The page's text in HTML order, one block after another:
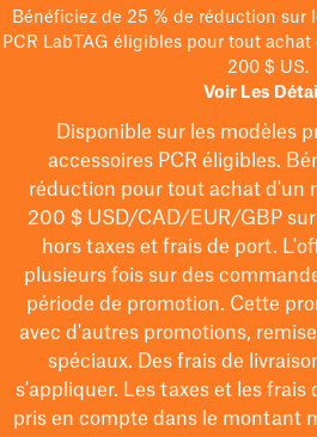
Bénéficiez de 25 % de réduction sur
PCR LabTAG éligibles pour tout
200 $ US.
Voir Les
Disponible sur les modèles
accessoires PCR éligibles.
réduction pour tout achat d'un
200 $USD/CAD/EUR/GBPsur
hors taxes et frais de port.
plusieurs fois sur des
période de promotion. Cette
avec d'autres promotions,
spéciaux. Des frais de
s'appliquer. Les taxes et les frais
pris en compte dans le montant